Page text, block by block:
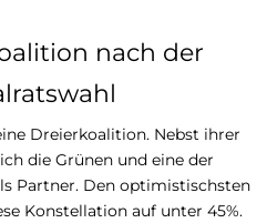
nach der
Dreierkoalition. Nebst ihrer
die Grünen und eine der
Partner. Den optimistischsten
Konstellation auf unter 45%.